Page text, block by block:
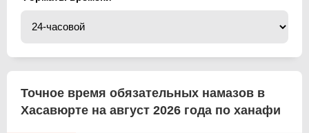
Точное время обязательных намазов в
Хасавюрте на август 2026 года по ханафи